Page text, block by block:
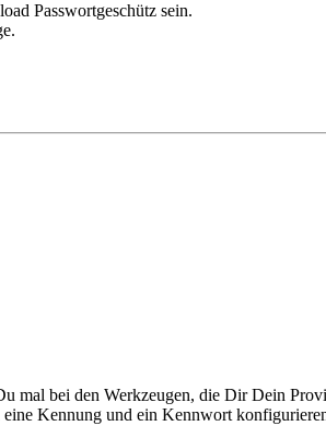
Passwortgeschütz sein.
mal bei den Werkzeugen, die Dir Dein
Kennung und ein Kennwort